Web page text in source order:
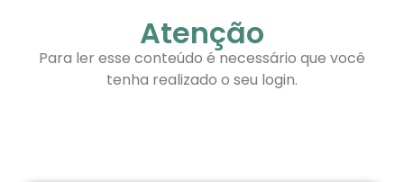
Atenção
Para ler esse conteúdo é necessário que você
tenha realizado o seu login.